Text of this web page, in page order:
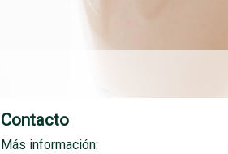
Contacto
Más información: